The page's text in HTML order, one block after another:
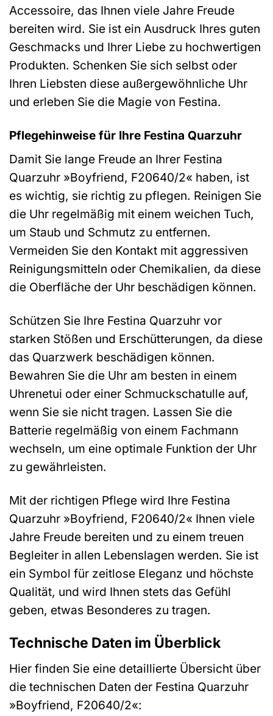
Accessoire, das Ihnen viele Jahre Freude
bereiten wird. Sie ist ein Ausdruck Ihres guten
Geschmacks und Ihrer Liebe zu hochwertigen
Produkten. Schenken Sie sich selbst oder
Ihren Liebsten diese außergewöhnliche Uhr
und erleben Sie die Magie von Festina.
Pflegehinweise für Ihre Festina Quarzuhr
Damit Sie lange Freude an Ihrer Festina
Quarzuhr »Boyfriend, F20640/2« haben, ist
es wichtig, sie richtig zu pflegen. Reinigen Sie
die Uhr regelmäßig mit einem weichen Tuch,
um Staub und Schmutz zu entfernen.
Vermeiden Sie den Kontakt mit aggressiven
Reinigungsmitteln oder Chemikalien, da diese
die Oberfläche der Uhr beschädigen können.
Schützen Sie Ihre Festina Quarzuhr vor
starken Stößen und Erschütterungen, da diese
das Quarzwerk beschädigen können.
Bewahren Sie die Uhr am besten in einem
Uhrenetui oder einer Schmuckschatulle auf,
wenn Sie sie nicht tragen. Lassen Sie die
Batterie regelmäßig von einem Fachmann
wechseln, um eine optimale Funktion der Uhr
zu gewährleisten.
Mit der richtigen Pflege wird Ihre Festina
Quarzuhr »Boyfriend, F20640/2« Ihnen viele
Jahre Freude bereiten und zu einem treuen
Begleiter in allen Lebenslagen werden. Sie ist
ein Symbol für zeitlose Eleganz und höchste
Qualität, und wird Ihnen stets das Gefühl
geben, etwas Besonderes zu tragen.
Technische Daten im Überblick
Hier finden Sie eine detaillierte Übersicht über
die technischen Daten der Festina Quarzuhr
»Boyfriend, F20640/2«: